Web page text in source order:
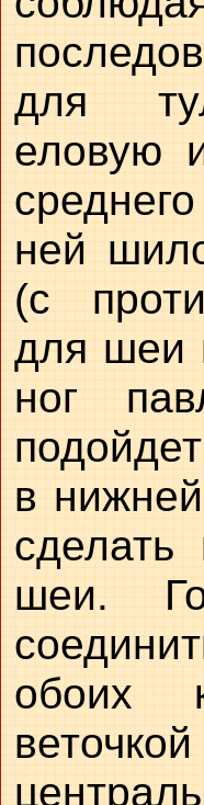
для
еловую
ней
(с
для шеи
ног
в
сделать
шеи.
обоих